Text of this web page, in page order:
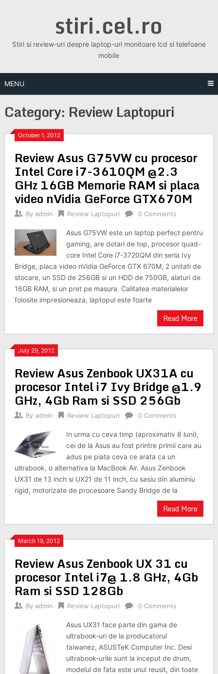
stiri.cel.ro
Stiri si review-uri despre laptop-uri monitoare lcd si telefoane
mobile
MENU
Category: Review Laptopuri
October 1, 2012
Review Asus G75VW cu procesor
Intel Core i7-3610QM @2.3
GHz 16GB Memorie RAM si placa
video nVidia GeForce GTX670M
By admin Review Laptopuri 0 Comments
Asus G75VW este un laptop perfect pentru
gaming, are dotari de top, procesor quad-
core Intel Core i7-3720QM din seria Ivy
Bridge, placa video nVidia GeForce GTX 670M, 2 unitati de
stocare, un SSD de 256GB si un HDD de 750GB, alaturi de
16GB RAM, si un pret pe masura. Calitatea materialelor
folosite impresioneaza, laptopul este foarte
Read More
July 29, 2012
Review Asus Zenbook UX31A cu
procesor Intel i7 Ivy Bridge @1.9
GHz, 4Gb Ram si SSD 256Gb
By admin Review Laptopuri 0 Comments
In urma cu ceva timp (aproximativ 8 luni),
cei de la Asus au fost printre primii care au
adus pe piata ceva ce arata ca un
ultrabook, o alternativa la MacBook Air. Asus Zenbook
UX31 de 13 inch si UX21 de 11 inch, cu sasiu din aluminiu
rigid, motorizate de procesoare Sandy Bridge de la
Read More
March 19, 2012
Review Asus Zenbook UX 31 cu
procesor Intel i7@ 1.8 GHz, 4Gb
Ram si SSD 128Gb
By admin Review Laptopuri 0 Comments
Asus UX31 face parte din gama de
ultrabook-uri de la producatorul
taiwanez, ASUSTeK Computer Inc. Desi
ultrabook-urile sunt la inceput de drum,
modelul de fata este unul reusit, din toate